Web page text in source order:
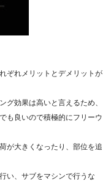
ぞれメリットとデメリットが
グ効果は高いと言えるため、
も良いので積極的にフリーウ
が大きくなったり、部位を追
い、サブをマシンで行うな